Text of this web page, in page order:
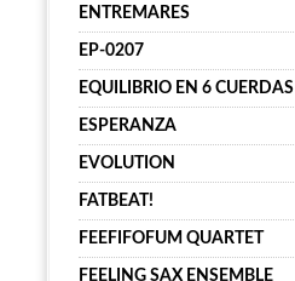
ENTREMARES
EP-0207
EQUILIBRIO EN 6 CUERDAS
ESPERANZA
EVOLUTION
FATBEAT!
FEEFIFOFUM QUARTET
FEELING SAX ENSEMBLE